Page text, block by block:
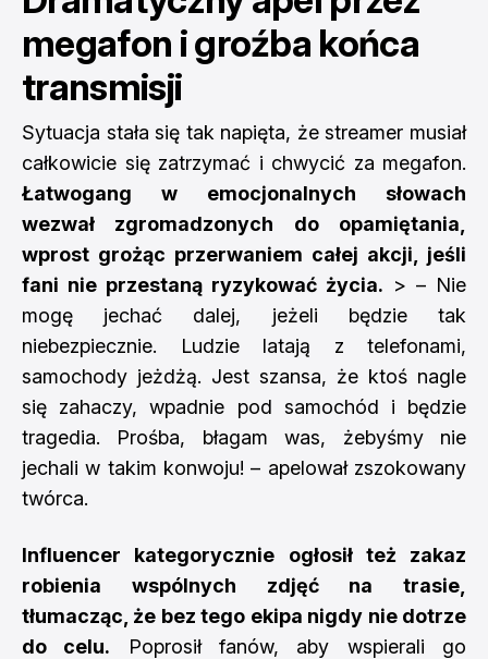
megafon i groźba końca
transmisji
Sytuacja stała się tak napięta, że streamer musiał
całkowicie się zatrzymać i chwycić za megafon.
Łatwogang w emocjonalnych słowach
wezwał zgromadzonych do opamiętania,
wprost grożąc przerwaniem całej akcji, jeśli
fani nie przestaną ryzykować życia. > – Nie
mogę jechać dalej, jeżeli będzie tak
niebezpiecznie. Ludzie latają z telefonami,
samochody jeżdżą. Jest szansa, że ktoś nagle
się zahaczy, wpadnie pod samochód i będzie
tragedia. Prośba, błagam was, żebyśmy nie
jechali w takim konwoju! – apelował zszokowany
twórca.
Influencer kategorycznie ogłosił też zakaz
robienia wspólnych zdjęć na trasie,
tłumacząc, że bez tego ekipa nigdy nie dotrze
do celu. Poprosił fanów, aby wspierali go